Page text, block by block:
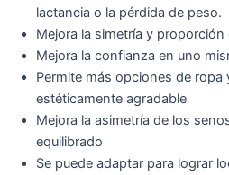
lactancia o la pérdida de peso.
Mejora la simetría y proporción
Mejora la confianza en uno
Permite más opciones de ropa
estéticamente agradable
Mejora la asimetría de los
equilibrado
Se puede adaptar para lograr